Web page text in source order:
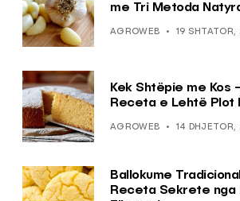
me Tri Metoda
AGROWEB 19 SHTATOR,
Kek Shtëpie me Kos
Receta e Lehtë Plot
AGROWEB 14 DHJETOR,
Ballokume
Receta Sekrete nga